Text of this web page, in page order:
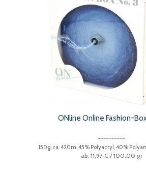
ONline Online Fashion-
150g, ca. 420m, 45% Polyacryl, 40%
11,97 € / 100.00 gr